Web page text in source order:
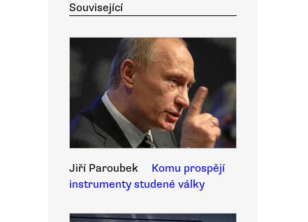
Související
Jiří Paroubek
Komu prospějí
instrumenty studené války